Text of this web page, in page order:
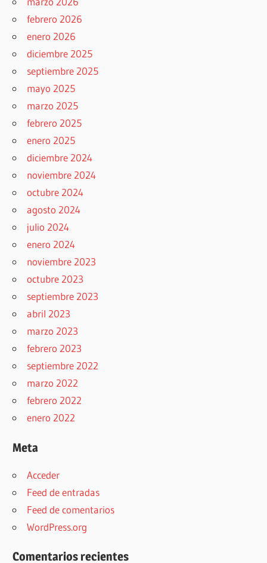
febrero 2026
enero 2026
diciembre 2025
septiembre 2025
mayo 2025
marzo 2025
febrero 2025
enero 2025
diciembre 2024
noviembre 2024
octubre 2024
agosto 2024
julio 2024
enero 2024
noviembre 2023
octubre 2023
septiembre 2023
abril 2023
marzo 2023
febrero 2023
septiembre 2022
marzo 2022
febrero 2022
enero 2022
Meta
Acceder
Feed de entradas
Feed de comentarios
WordPress.org
Comentarios recientes